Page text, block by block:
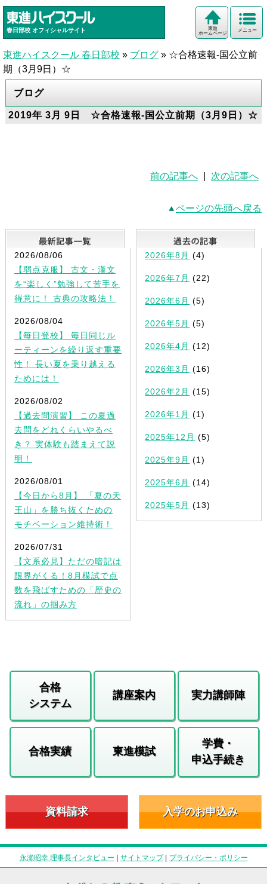
春日部校 オフィシャルサイト メニュー
東進
ホームページ
東進ハイスクール 春日部校 » ブログ » ☆合格速報-国公立前
期（3月9日）☆
ブログ
2019年 3月 9日 ☆合格速報-国公立前期（3月9日）☆
前の記事へ 次の記事へ
ページの先頭へ戻る
最新記事一覧
2026/08/06
【弱点克服】 古文・漢文
を“楽しく”勉強して苦手を
得意に！ 古典の攻略法！
2026/08/04
【毎日登校】 毎日同じル
ーティーンを繰り返す重要
性！ 長い夏を乗り越える
ためには！
2026/08/02
【過去問演習】 この夏過
去問をどれくらいやるべ
き？ 実体験も踏まえて説
明！
2026/08/01
【今日から8月】 「夏の天
王山」を勝ち抜くための
モチベーション維持術！
2026/07/31
【文系必見】ただの暗記は
限界がくる！8月模試で点
数を飛ばすための「歴史の
流れ」の掴み方
2026年8月 (4)
2026年7月 (22)
2026年6月 (5)
2026年5月 (5)
2026年4月 (12)
2026年3月 (16)
2026年2月 (15)
2026年1月 (1)
2025年12月 (5)
2025年9月 (1)
2025年6月 (14)
2025年5月 (13)
合格
システム
講座案内 実力講師陣
合格実績 東進模試
学費・
申込手続き
資料請求 入学のお申込み
永瀬昭幸 理事長インタビュー | サイトマップ| プライバシー・ポリシー